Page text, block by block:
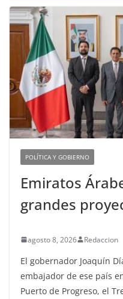
POLÍTICA Y GOBIERNO
Emiratos
grandes
agosto 8, 2026 Redaccion
El gobernador Joaquín
embajador de ese país
Puerto de Progreso, el